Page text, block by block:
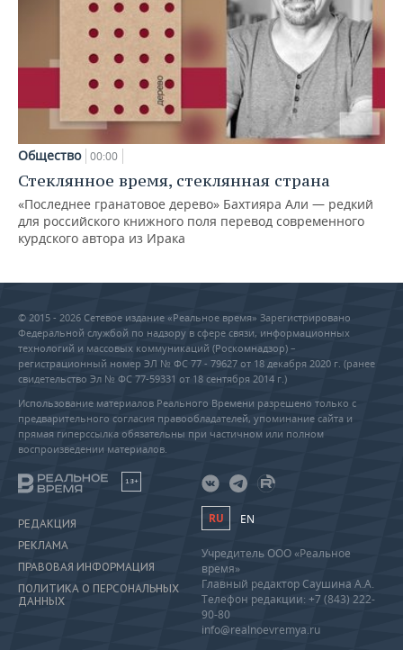
Общество 00:00
Стеклянное время, стеклянная страна
«Последнее гранатовое дерево» Бахтияра Али — редкий
для российского книжного поля перевод современного
курдского автора из Ирака
© 2015 - 2026 Сетевое издание «Реальное время» Зарегистрировано
Федеральной службой по надзору в сфере связи, информационных
технологий и массовых коммуникаций (Роскомнадзор) –
регистрационный номер ЭЛ № ФС 77 - 79627 от 18 декабря 2020 г. (ранее
свидетельство Эл № ФС 77-59331 от 18 сентября 2014 г.)
Использование материалов Реального Времени разрешено только с
предварительного согласия правообладателей, упоминание сайта и
прямая гиперссылка обязательны при частичном или полном
воспроизведении материалов.
18+
РЕДАКЦИЯ
РЕКЛАМА
ПРАВОВАЯ ИНФОРМАЦИЯ
ПОЛИТИКА О ПЕРСОНАЛЬНЫХ
ДАННЫХ
RU EN
Учредитель ООО «Реальное
время»
Главный редактор Саушина А.А.
Телефон редакции: +7 (843) 222-
90-80
info@realnoevremya.ru